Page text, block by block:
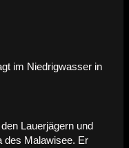
im Niedrigwasser in
Lauerjägern und
des Malawisee. Er